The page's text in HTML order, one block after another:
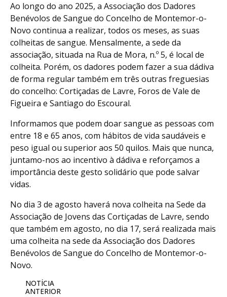
Ao longo do ano 2025, a Associação dos Dadores
Benévolos de Sangue do Concelho de Montemor-o-
Novo continua a realizar, todos os meses, as suas
colheitas de sangue. Mensalmente, a sede da
associação, situada na Rua de Mora, n.º 5, é local de
colheita. Porém, os dadores podem fazer a sua dádiva
de forma regular também em três outras freguesias
do concelho: Cortiçadas de Lavre, Foros de Vale de
Figueira e Santiago do Escoural.
Informamos que podem doar sangue as pessoas com
entre 18 e 65 anos, com hábitos de vida saudáveis e
peso igual ou superior aos 50 quilos. Mais que nunca,
juntamo-nos ao incentivo à dádiva e r​eforçamos a
importância deste gesto solidário que pode salvar
vidas.
No dia 3 de agosto haverá nova colheita na Sede da
Associação de Jovens das Cortiçadas de Lavre, sendo
que também em agosto, no dia 17, será realizada mais
uma colheita na sede da Associação dos Dadores
Benévolos de Sangue do Concelho de Montemor-o-
Novo.
NOTÍCIA
ANTERIOR